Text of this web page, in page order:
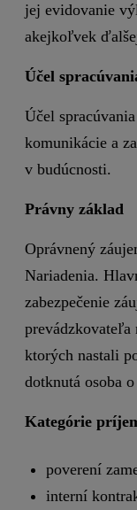
jej evidovanie
akejkoľvek
Účel
Účel
komunikácie a
v budúcnosti.
Právny základ
Oprávnený
Nariadenia.
zabezpečenie
prevádzkovateľa
ktorých nastali
dotknutá osoba
Kategórie
poverení
interní